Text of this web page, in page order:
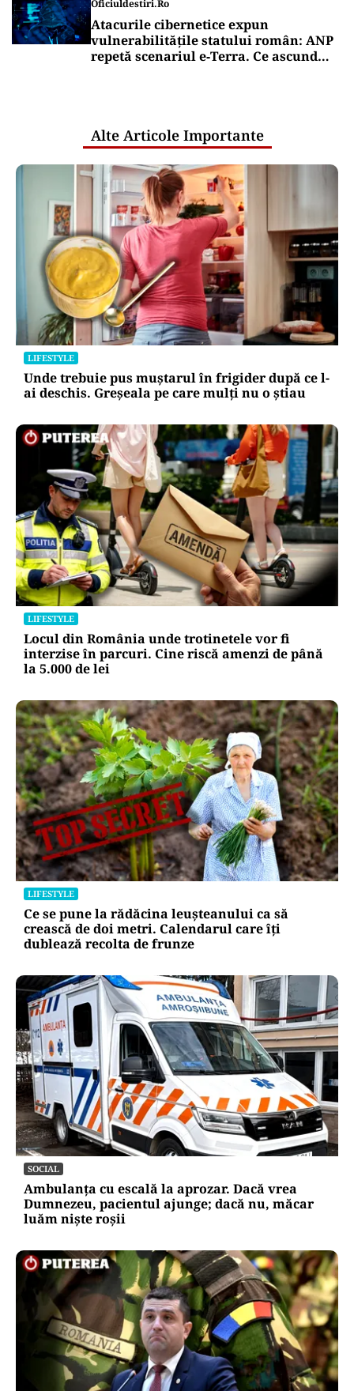
Oficiuldestiri.ro
Atacurile cibernetice expun
vulnerabilitățile statului român: ANP
repetă scenariul e‑Terra. Ce ascund
Alte Articole Importante
LIFESTYLE
Unde trebuie pus muștarul în frigider după ce l-
ai deschis. Greșeala pe care mulți nu o știau
LIFESTYLE
Locul din România unde trotinetele vor fi
interzise în parcuri. Cine riscă amenzi de până
la 5.000 de lei
LIFESTYLE
Ce se pune la rădăcina leușteanului ca să
crească de doi metri. Calendarul care îți
dublează recolta de frunze
SOCIAL
Ambulanța cu escală la aprozar. Dacă vrea
Dumnezeu, pacientul ajunge; dacă nu, măcar
luăm niște roșii